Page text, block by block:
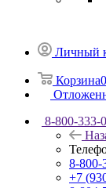
Личный
Корзина0
8-800-333-
8-800-
+7